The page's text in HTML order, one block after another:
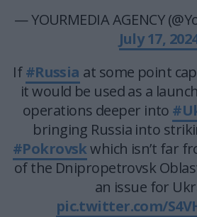
— YOURMEDIA AGENCY
July 17,
If#Russia at some point
it would be used as a
operations deeper into
bringing Russia into
#Pokrovskwhich isn’t far
of the Dnipropetrovsk
an issue for
pic.twitter.com/